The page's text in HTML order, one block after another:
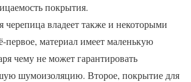
покрытия.
черепица владеет также и некоторыми
первое, материал имеет маленькую
чему не может гарантировать
шумоизоляцию. Второе, покрытие для